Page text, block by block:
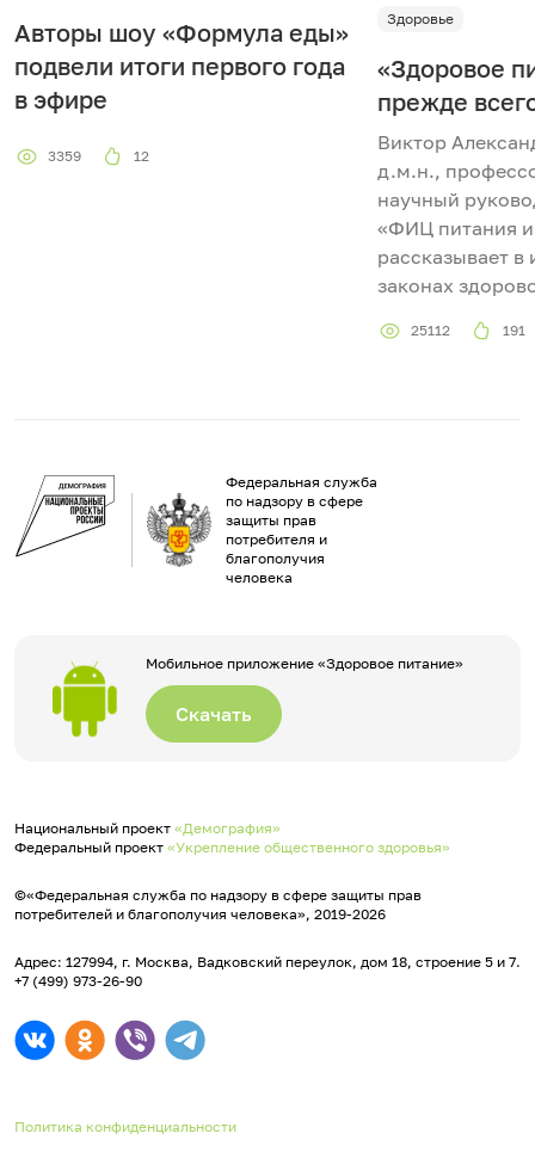
Авторы шоу «Формула еды»
подвели итоги первого года
в эфире
3359 12
Здоровье
«Здоровое
прежде
Виктор
д.м.н.,
научный
«ФИЦ питания и
рассказывает в
законах
25112 191
Федеральная служба
по надзору в сфере
защиты прав
потребителя и
благополучия
человека
Мобильное приложение «Здоровое питание»
Скачать
Национальный проект «Демография»
Федеральный проект «Укрепление общественного здоровья»
©«Федеральная служба по надзору в сфере защиты прав
потребителей и благополучия человека», 2019-2026
Адрес: 127994, г. Москва, Вадковский переулок, дом 18, строение 5 и 7.
+7 (499) 973-26-90
Политика конфиденциальности